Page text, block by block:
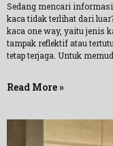
Sedang mencari
kaca tidak terlihat dari
kaca one way, yaitu jenis
tampak reflektif atau
tetap terjaga. Untuk
Read More »